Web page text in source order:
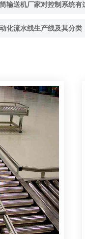
输送机厂家对控制系统有
化流水线生产线及其分类